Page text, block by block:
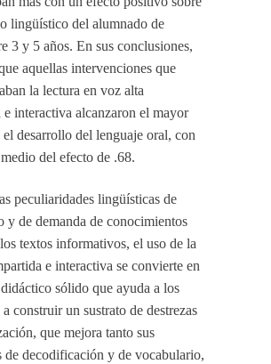
lingüístico del alumnado de
3 y 5 años. En sus conclusiones,
aquellas intervenciones que
la lectura en voz alta
e interactiva alcanzaron el mayor
desarrollo del lenguaje oral, con
del efecto de .68.
peculiaridades lingüísticas de
y de demanda de conocimientos
textos informativos, el uso de la
e interactiva se convierte en
sólido que ayuda a los
a construir un sustrato de destrezas
que mejora tanto sus
de decodificación y de vocabulario,